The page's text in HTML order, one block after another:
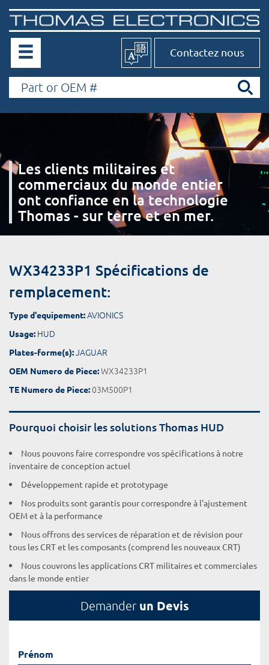
Contactez nous
Les clients militaires et
commerciaux du monde entier
ont confiance en la technologie
Thomas - sur terre et en mer.
WX34233P1 Spécifications de
remplacement:
Type d'equipement:AVIONICS
Usage: HUD
Plates-forme(s):JAGUAR
OEM Numero de Piece:WX34233P1
TE Numero de Piece:03M500P1
Pourquoi choisir les solutions Thomas HUD
Nous pouvons faire correspondre vos spécifications à notre
inventaire de conception actuel
Développement rapide et prototypage
Nos produits sont garantis pour correspondre à l'ajustement
OEM et à la performance
Nous offrons des services de réparation et de révision pour
tous les CRT et les composants (comprend les nouveaux CRT)
Nous couvrons les applications CRT militaires et commerciales
dans le monde entier
Demander un Devis
Prénom